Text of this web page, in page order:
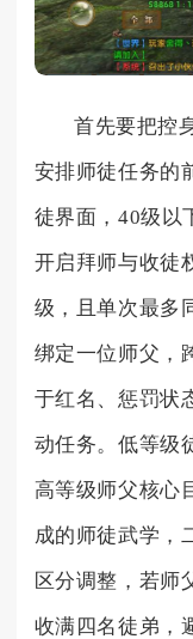
首先要把控
安排师徒任务的
徒界面，40级以
开启拜师与收徒
级，且单次最多
绑定一位师父，
于红名、惩罚状
动任务。低等级
高等级师父核心
成的师徒武学，
区分调整，若师
收满四名徒弟，